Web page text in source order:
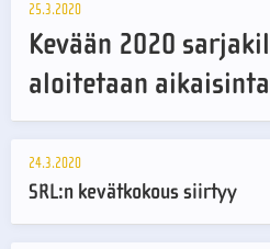
25.3.2020
Kevään 2020
aloitetaan
24.3.2020
SRL:n kevätkokous siirtyy